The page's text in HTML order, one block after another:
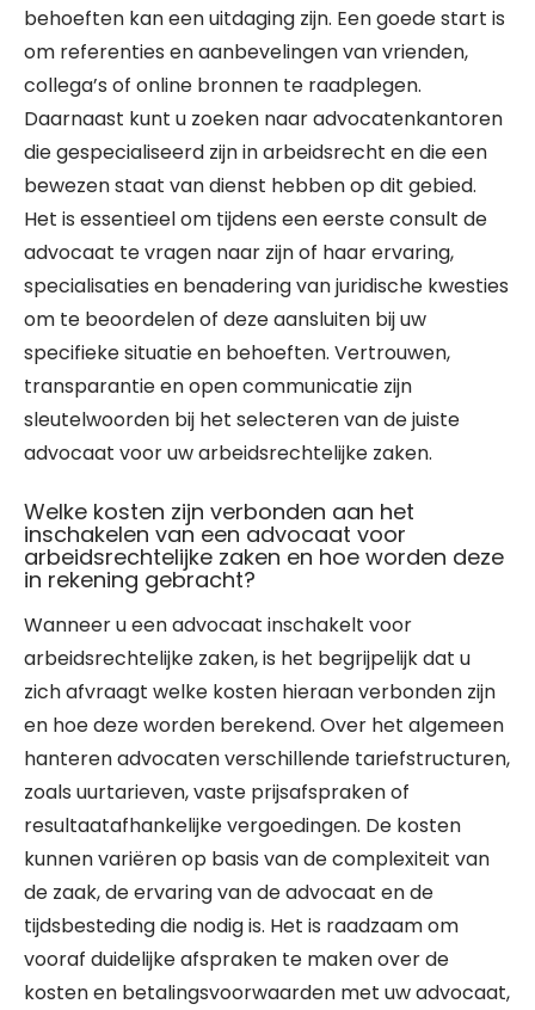
behoeften kan een uitdaging zijn. Een goede start is
om referenties en aanbevelingen van vrienden,
collega’s of online bronnen te raadplegen.
Daarnaast kunt u zoeken naar advocatenkantoren
die gespecialiseerd zijn in arbeidsrecht en die een
bewezen staat van dienst hebben op dit gebied.
Het is essentieel om tijdens een eerste consult de
advocaat te vragen naar zijn of haar ervaring,
specialisaties en benadering van juridische kwesties
om te beoordelen of deze aansluiten bij uw
specifieke situatie en behoeften. Vertrouwen,
transparantie en open communicatie zijn
sleutelwoorden bij het selecteren van de juiste
advocaat voor uw arbeidsrechtelijke zaken.
Welke kosten zijn verbonden aan het
inschakelen van een advocaat voor
arbeidsrechtelijke zaken en hoe worden deze
in rekening gebracht?
Wanneer u een advocaat inschakelt voor
arbeidsrechtelijke zaken, is het begrijpelijk dat u
zich afvraagt welke kosten hieraan verbonden zijn
en hoe deze worden berekend. Over het algemeen
hanteren advocaten verschillende tariefstructuren,
zoals uurtarieven, vaste prijsafspraken of
resultaatafhankelijke vergoedingen. De kosten
kunnen variëren op basis van de complexiteit van
de zaak, de ervaring van de advocaat en de
tijdsbesteding die nodig is. Het is raadzaam om
vooraf duidelijke afspraken te maken over de
kosten en betalingsvoorwaarden met uw advocaat,